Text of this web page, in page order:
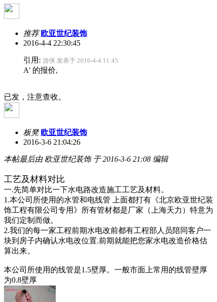
推荐欧亚世纪装饰
2016-4-4 22:30:45
引用: 游侠 发表于 2016-4-4 11:45
A' 的报价,
已发，注意查收。
板凳 欧亚世纪装饰
2016-3-6 21:04:26
本帖最后由 欧亚世纪装饰 于 2016-3-6 21:08 编辑
工艺及材料对比
一.先简单对比一下水电路改造施工工艺及材料。
1.本公司所使用的水管和电线管 上面都打有《北京欧亚世纪装
饰工程有限公司专用》所有管材都是厂家（上海天力）特意为
我们定制而做。
2.我们的每一家工程前期水电改前都有工程部人员陪同客户一
块到房子内确认水电改位置.前期就能把您家水电改造价格估
算出来。
本公司所使用的线管是1.5壁厚。 一般市面上常用的线管壁厚
为0.8壁厚